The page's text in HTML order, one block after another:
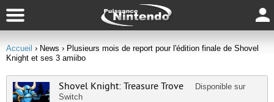
Accueil › News › Plusieurs mois de report pour l'édition finale de Shovel
Knight et ses 3 amiibo
Shovel Knight: Treasure Trove
Disponible sur
Switch